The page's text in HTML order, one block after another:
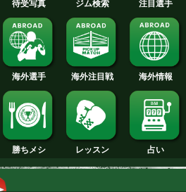
2012年
2011年
2010年